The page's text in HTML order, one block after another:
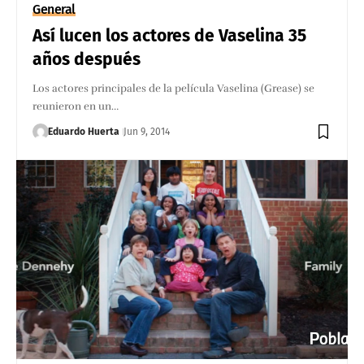
General
Así lucen los actores de Vaselina 35
años después
Los actores principales de la película Vaselina (Grease) se
reunieron en un…
Eduardo Huerta Jun 9, 2014